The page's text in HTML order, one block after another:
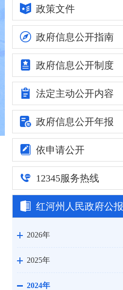
政策文件
政府信息公开指南
政府信息公开制度
法定主动公开内容
政府信息公开年报
依申请公开
12345服务热线
红河州人民政府公报
2026年
2025年
2024年